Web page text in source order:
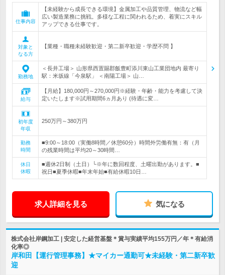
仕事内容
【未経験から成長できる環境】金属加工や品質管理、物流など幅
広い製造業務に挑戦。多様な工程に関われるため、着実にスキル
アップできる仕事です。
対象と
なる方
【業種・職種未経験歓迎・第二新卒歓迎・学歴不問 】
勤務地
＜長井工場＞ 山形県西置賜郡飯豊町添川東山工業団地内 最寄り
駅：米坂線「今泉駅」 ＜南陽工場＞ 山…
給与
【月給】180,000円～270,000円※経験・年齢・能力を考慮して決
定いたします※試用期間6ヵ月あり (待遇に変…
初年度
年収
250万円～380万円
勤務
時間
■9:00～18:00（実働8時間／休憩60分）時間外労働有無：有（月
の残業時間は平均20～30時間…
休日
休暇
■週休2日制（土日）└※年に数回程度、土曜出勤があります。■
祝日■夏季休暇■年末年始■有給休暇10日…
求人詳細を見る 気になる
株式会社岸鋼加工 | 安定した経営基盤＊賞与実績平均155万円／年＊有給消
化率◎
岸和田【運行管理事務】★マイカー通勤可★未経験・第二新卒歓
迎